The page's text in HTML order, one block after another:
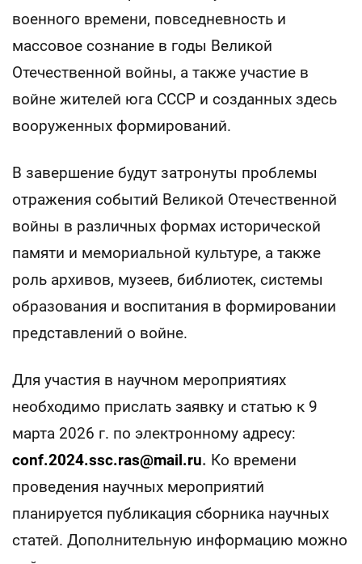
военного времени, повседневность и
массовое сознание в годы Великой
Отечественной войны, а также участие в
войне жителей юга СССР и созданных здесь
вооруженных формирований.
В завершение будут затронуты проблемы
отражения событий Великой Отечественной
войны в различных формах исторической
памяти и мемориальной культуре, а также
роль архивов, музеев, библиотек, системы
образования и воспитания в формировании
представлений о войне.
Для участия в научном мероприятиях
необходимо прислать заявку и статью к 9
марта 2026 г. по электронному адресу:
conf.2024.ssc.ras@mail.ru. Ко времени
проведения научных мероприятий
планируется публикация сборника научных
статей. Дополнительную информацию можно